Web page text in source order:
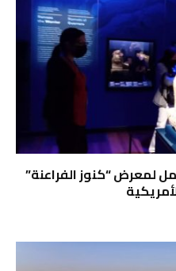
لمعرض “كنوز الفراعنة”